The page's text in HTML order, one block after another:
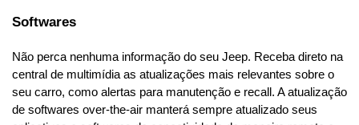
Softwares
Não perca nenhuma informação do seu Jeep. Receba direto na
central de multimídia as atualizações mais relevantes sobre o
seu carro, como alertas para manutenção e recall. A atualização
de softwares over-the-air manterá sempre atualizado seus